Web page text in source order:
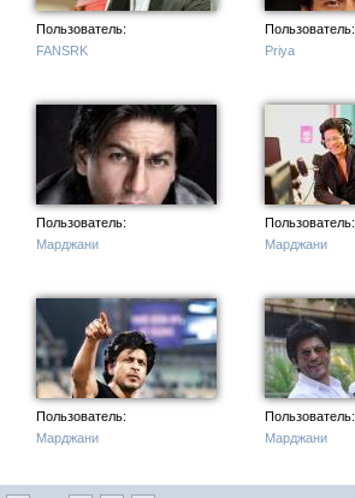
Пользователь:
FANSRK
Пользователь:
Priya
Пользователь:
Марджани
Пользователь:
Марджани
Пользователь:
Марджани
Пользователь:
Марджани